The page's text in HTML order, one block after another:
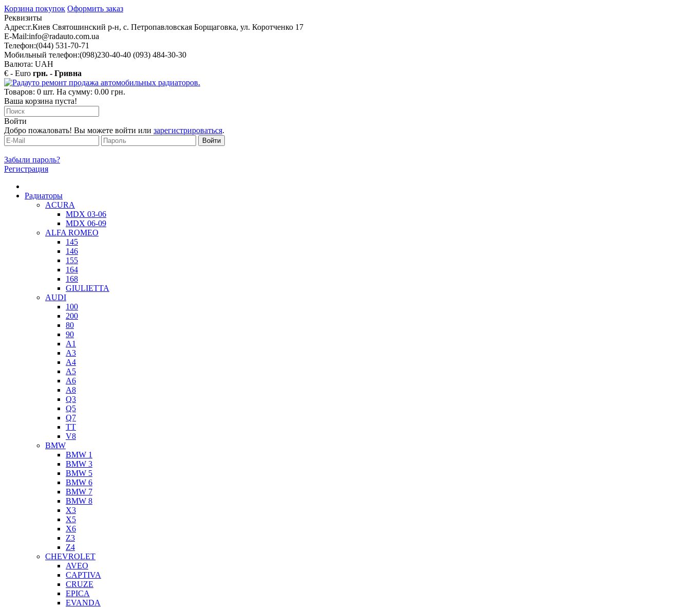
Корзина покупок Оформить заказ
Реквизиты
Адрес:г.Киев Святошинский р-н, с. Петропавловская Борщаговка, ул. Коротченко 17
E-Mail:info@radauto.com.ua
Телефон:(044) 531-70-71
Мобильный телефон:(098)230-40-40 (093) 484-30-30
Валюта: UAH
€ - Euro грн. - Гривна
Товаров: 0 шт. На сумму: 0.00 грн.
Ваша корзина пуста!
Войти
Добро пожаловать! Вы можете войти или зарегистрироваться.
Забыли пароль?
Регистрация
Радиаторы
ACURA
MDX 03-06
MDX 06-09
ALFA ROMEO
145
146
155
164
168
GIULIETTA
AUDI
100
200
80
90
A1
A3
A4
A5
A6
A8
Q3
Q5
Q7
TT
V8
BMW
BMW 1
BMW 3
BMW 5
BMW 6
BMW 7
BMW 8
X3
X5
X6
Z3
Z4
CHEVROLET
AVEO
CAPTIVA
CRUZE
EPICA
EVANDA